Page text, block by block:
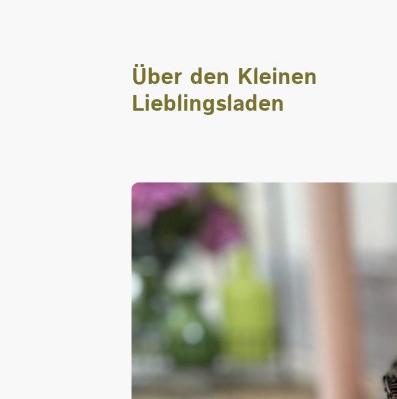
Über den Kleinen
Lieblingsladen